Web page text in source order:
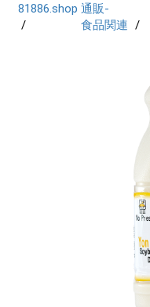
81886.shop 通販-
食品関連